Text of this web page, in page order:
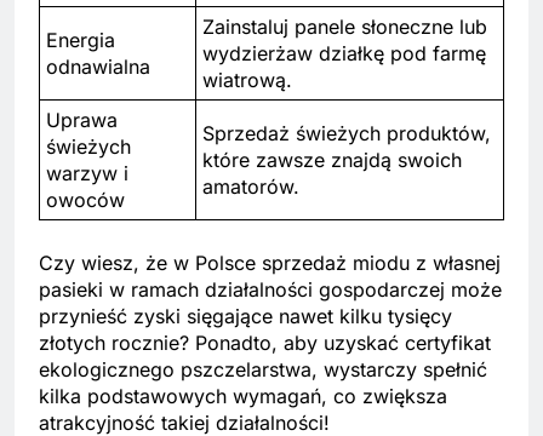
Energia
odnawialna
Zainstaluj panele słoneczne lub
wydzierżaw działkę pod farmę
wiatrową.
Uprawa
świeżych
warzyw i
owoców
Sprzedaż świeżych produktów,
które zawsze znajdą swoich
amatorów.
Czy wiesz, że w Polsce sprzedaż miodu z własnej
pasieki w ramach działalności gospodarczej może
przynieść zyski sięgające nawet kilku tysięcy
złotych rocznie? Ponadto, aby uzyskać certyfikat
ekologicznego pszczelarstwa, wystarczy spełnić
kilka podstawowych wymagań, co zwiększa
atrakcyjność takiej działalności!